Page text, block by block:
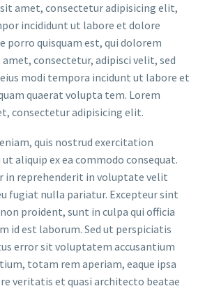
amet, consectetur adipisicing elit,
incididunt ut labore et dolore
porro quisquam est, qui dolorem
consectetur, adipisci velit, sed
modi tempora incidunt ut labore et
quaerat volupta tem. Lorem
consectetur adipisicing elit.
quis nostrud exercitation
aliquip ex ea commodo consequat.
in reprehenderit in voluptate velit
fugiat nulla pariatur. Excepteur sint
proident, sunt in culpa qui officia
id est laborum. Sed ut perspiciatis
error sit voluptatem accusantium
totam rem aperiam, eaque ipsa
veritatis et quasi architecto beatae